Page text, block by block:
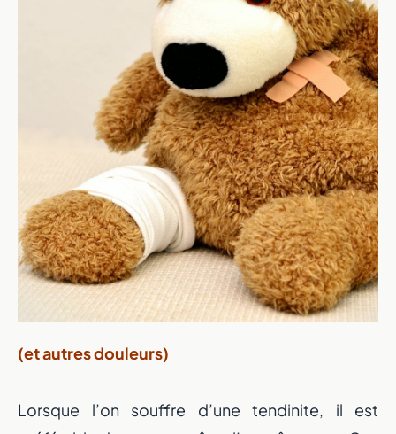
(et autres douleurs)
Lorsque l’on souffre d’une tendinite, il est